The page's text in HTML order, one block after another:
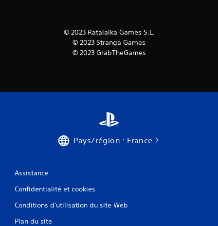
© 2023 Ratalaika Games S.L.
© 2023 Stranga Games
© 2023 GrabTheGames
Pays/région : France
Assistance
Confidentialité et cookies
Conditions d'utilisation du site Web
Plan du site